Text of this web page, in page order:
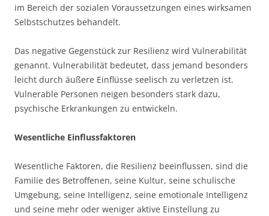
im Bereich der sozialen Voraussetzungen eines wirksamen
Selbstschutzes behandelt.
Das negative Gegenstück zur Resilienz wird Vulnerabilität
genannt. Vulnerabilität bedeutet, dass jemand besonders
leicht durch äußere Einflüsse seelisch zu verletzen ist.
Vulnerable Personen neigen besonders stark dazu,
psychische Erkrankungen zu entwickeln.
Wesentliche Einflussfaktoren
Wesentliche Faktoren, die Resilienz beeinflussen, sind die
Familie des Betroffenen, seine Kultur, seine schulische
Umgebung, seine Intelligenz, seine emotionale Intelligenz
und seine mehr oder weniger aktive Einstellung zu